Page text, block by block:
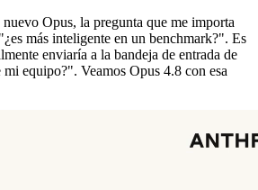
Opus, la pregunta que me importa
más inteligente en un benchmark?". Es
enviaría a la bandeja de entrada de
equipo?". Veamos Opus 4.8 con esa